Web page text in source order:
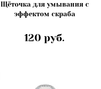
Щёточка для умывания с
эффектом скраба
120 руб.